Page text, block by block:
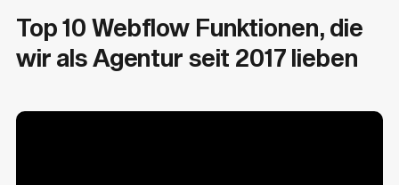
Top 10 Webflow Funktionen, die
wir als Agentur seit 2017 lieben